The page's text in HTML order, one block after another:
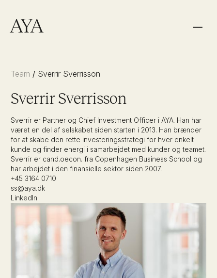
Wealth & Family Athletes
Organizations
Mød os Team
Karriere FAQ
Team / Sverrir Sverrisson
Sverrir Sverrisson
Sverrir er Partner og Chief Investment Officer i AYA. Han har
været en del af selskabet siden starten i 2013. Han brænder
for at skabe den rette investeringsstrategi for hver enkelt
kunde og finder energi i samarbejdet med kunder og teamet.
Sverrir er cand.oecon. fra Copenhagen Business School og
har arbejdet i den finansielle sektor siden 2007.
+45 3164 0710
ss@aya.dk
LinkedIn